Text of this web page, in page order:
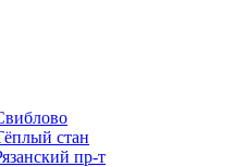
стан
пр-т